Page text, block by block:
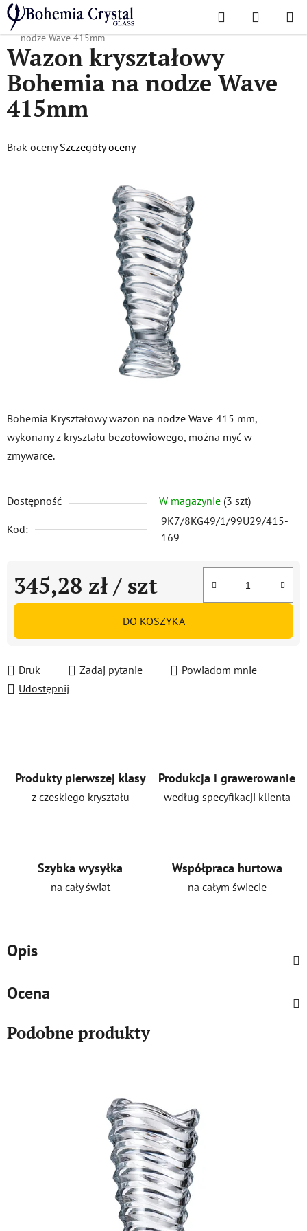
Przejść
do
treści
Szukaj KOSZYK
Home
/ Popularne kolekcje / Fala
Wazon kryształowy Bohemia na
nodze Wave 415mm
Bohemia Kryształowy wazon na nodze Wave 415 mm,
wykonany z kryształu bezołowiowego, można myć w
zmywarce.
Dostępność W magazynie (3 szt)
Kod:
9K7/8KG49/1/99U29/415-
169
345,28 zł / szt
Cena jednostkowa:
DO KOSZYKA
Druk Zadaj pytanie
Powiadom mnie
Udostępnij
Wazon kryształowy
Bohemia na nodze Wave
415mm
Średnia
Brak oceny Szczegóły oceny
Produkty pierwszej klasy
z czeskiego kryształu
Produkcja i grawerowanie
według specyfikacji klienta
Szybka wysyłka
na cały świat
Współpraca hurtowa
na całym świecie
Opis
Ocena
Podobne produkty